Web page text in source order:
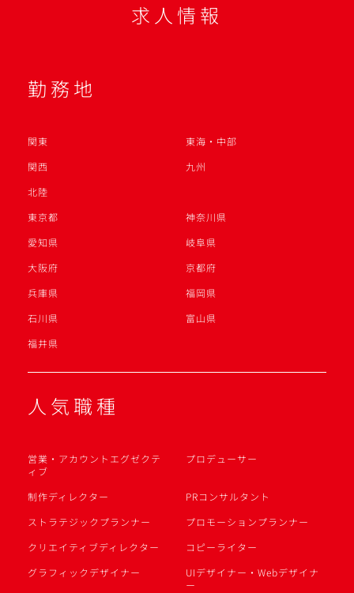
求人情報
勤務地
関東
東海・中部
関西
九州
北陸
東京都
神奈川県
愛知県
岐阜県
大阪府
京都府
兵庫県
福岡県
石川県
富山県
福井県
人気職種
営業・アカウントエグゼクテ
ィブ
プロデューサー
制作ディレクター
PRコンサルタント
ストラテジックプランナー
プロモーションプランナー
クリエイティブディレクター
コピーライター
グラフィックデザイナー
UIデザイナー・Webデザイナ
ー